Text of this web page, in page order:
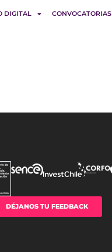
DIGITAL CONVOCATORIAS
DÉJANOS TU FEEDBACK